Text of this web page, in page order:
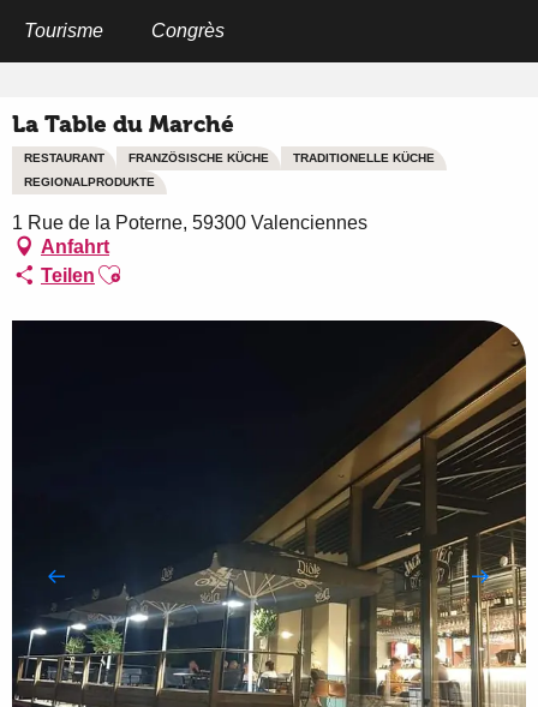
Tourisme Congrès
La Table du Marché
RESTAURANT FRANZÖSISCHE KÜCHE
TRADITIONELLE KÜCHE
REGIONALPRODUKTE
1 Rue de la Poterne, 59300 Valenciennes
Anfahrt
Teilen Ajouter aux favoris